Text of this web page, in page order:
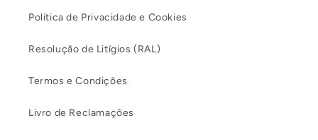
Politica de Privacidade e Cookies
Resolução de Litígios (RAL)
Termos e Condições
Livro de Reclamações